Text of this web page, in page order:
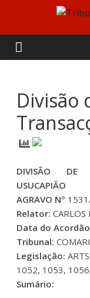
content
da
de
Divisão
DIVISÃO DE
USUCAPIÃO
AGRAVO Nº
Relator:CARLOS
Data do
Tribunal:
Legislação:
1052, 1053, 1056
Sumário: